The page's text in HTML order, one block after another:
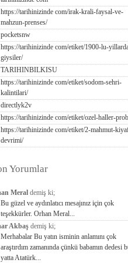
https://tarihinizinde com/irak-krali-faysal-ve-
mahzun-prenses/
pocketsnw
https://tarihinizinde com/etiket/1900-lu-
giysiler/
TARIHINBILKISU
https://tarihinizinde com/etiket/sodom-sehri-
kalintilari/
directlyk2v
https://tarihinizinde com/etiket/ozel-haller-
https://tarihinizinde com/etiket/2-mahmut-
devrimi/
Yorumlar
Meral demiş ki;
Bu güzel ve aydınlatıcı mesajınız için çok
teşekkürler. Orhan Meral...
Akbaş demiş ki;
Merhabalar Bu yatın isminin anlamını çok
araştırdım zamanında çünkü babamın dedesi
yatta Atatürk...